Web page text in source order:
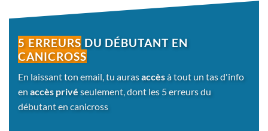
5 ERREURSDU DÉBUTANT EN
CANICROSS
En laissant ton email, tu aurasaccèsà tout un tas d'info
en accès privé seulement, dont les 5 erreurs du
débutant en canicross